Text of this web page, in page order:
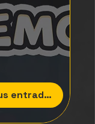
Compra tus entradas